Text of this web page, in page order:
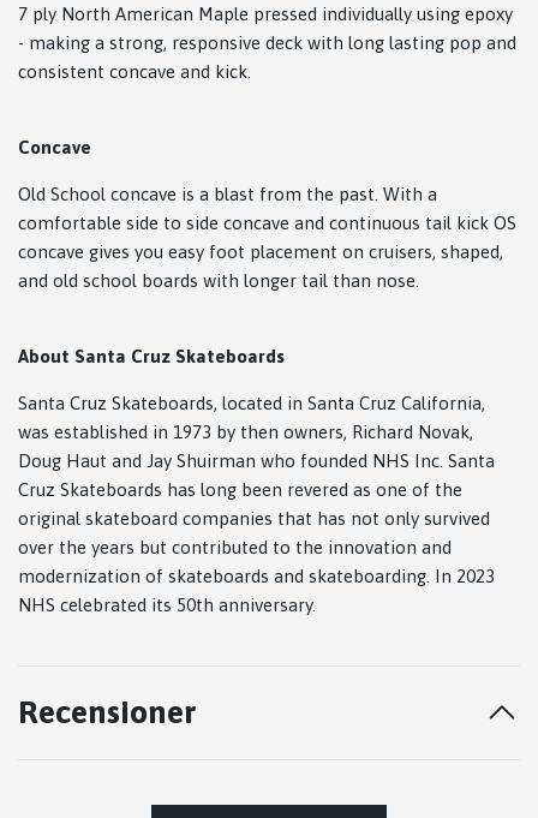
7 ply North American Maple pressed individually using epoxy
- making a strong, responsive deck with long lasting pop and
consistent concave and kick.
Concave
Old School concave is a blast from the past. With a
comfortable side to side concave and continuous tail kick OS
concave gives you easy foot placement on cruisers, shaped,
and old school boards with longer tail than nose.
About Santa Cruz Skateboards
Santa Cruz Skateboards, located in Santa Cruz California,
was established in 1973 by then owners, Richard Novak,
Doug Haut and Jay Shuirman who founded NHS Inc. Santa
Cruz Skateboards has long been revered as one of the
original skateboard companies that has not only survived
over the years but contributed to the innovation and
modernization of skateboards and skateboarding. In 2023
NHS celebrated its 50th anniversary.
Recensioner